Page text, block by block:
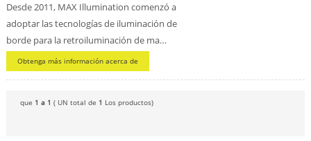
Desde 2011, MAX Illumination comenzó a
adoptar las tecnologías de iluminación de
borde para la retroiluminación de ma…
Obtenga más información acerca de
que 1 a 1 ( UN total de 1 Los productos)